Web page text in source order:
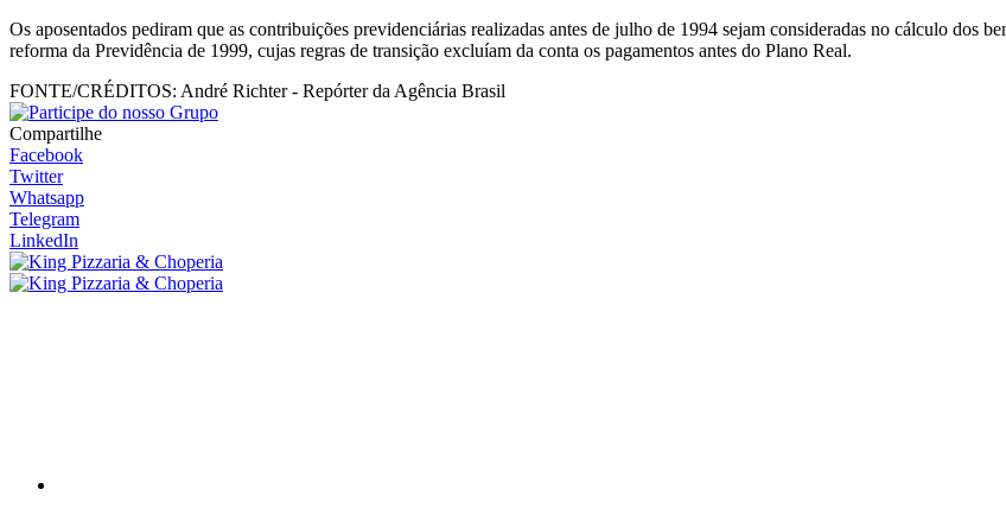
Os aposentados pediram que as contribuições previdenciárias realizadas antes de julho de 1994 sejam consideradas no cálculo dos
reforma da Previdência de 1999, cujas regras de transição excluíam da conta os pagamentos antes do Plano Real.
FONTE/CRÉDITOS: André Richter - Repórter da Agência Brasil
Compartilhe
Facebook
Twitter
Whatsapp
Telegram
LinkedIn